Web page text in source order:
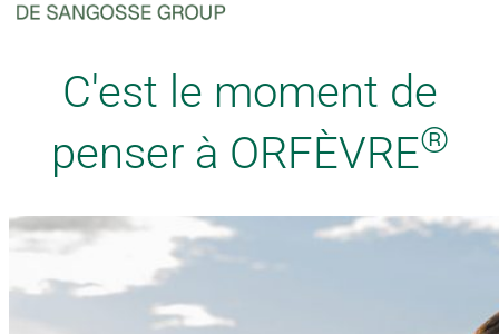
C'est le moment de
penser à ORFÈVRE®